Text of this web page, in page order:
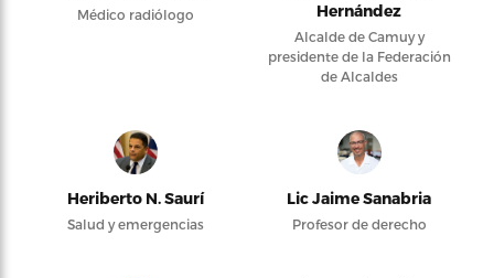
Médico radiólogo
Hernández
Alcalde de Camuy y
presidente de la Federación
de Alcaldes
Heriberto N. Saurí
Salud y emergencias
Lic Jaime Sanabria
Profesor de derecho